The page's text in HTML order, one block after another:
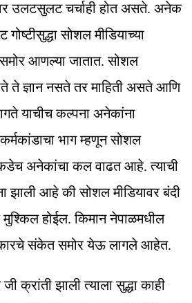
उलटसुलट चर्चाही होत असते. अनेक
सोशल मीडियाच्या
समोर आणल्या जातात. सोशल
ते ज्ञान नसते तर माहिती असते आणि
याचीच कल्पना अनेकांना
भाग म्हणून सोशल
अनेकांचा कल वाढत आहे. त्याची
झाली आहे की सोशल मीडियावर बंदी
होईल. किमान नेपाळमधील
संकेत समोर येऊ लागले आहेत.
जी क्रांती झाली त्याला सुद्धा काही